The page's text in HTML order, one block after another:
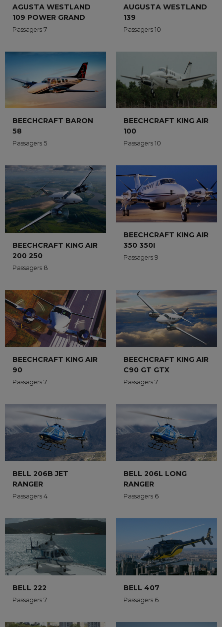
AGUSTA WESTLAND
109 POWER GRAND
Passagers 7
AUGUSTA WESTLAND
139
Passagers 10
BEECHCRAFT BARON
58
Passagers 5
BEECHCRAFT KING AIR
100
Passagers 10
BEECHCRAFT KING AIR
200 250
Passagers 8
BEECHCRAFT KING AIR
350 350I
Passagers 9
BEECHCRAFT KING AIR
90
Passagers 7
BEECHCRAFT KING AIR
C90 GT GTX
Passagers 7
BELL 206B JET
RANGER
Passagers 4
BELL 206L LONG
RANGER
Passagers 6
BELL 222
Passagers 7
BELL 407
Passagers 6